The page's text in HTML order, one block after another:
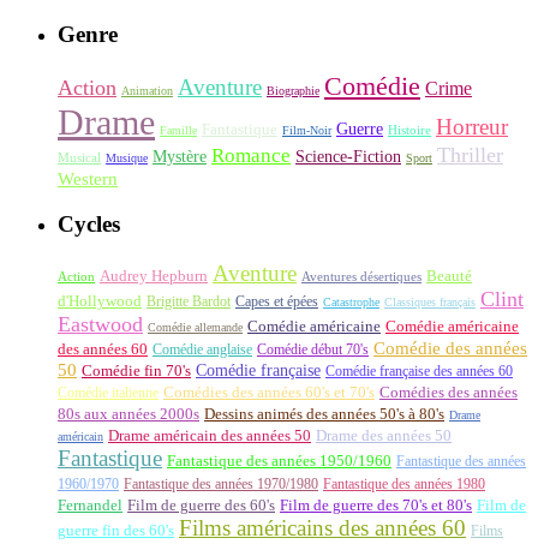
Genre
Action Animation Aventure Biographie Comédie Crime
Drame Famille Fantastique Film-Noir Guerre Histoire Horreur
Musical Musique Mystère Romance Science-Fiction Sport Thriller
Western
Cycles
Action Audrey Hepburn Aventure Aventures désertiques Beauté
d'Hollywood Brigitte Bardot Capes et épées Catastrophe Classiques français Clint
Eastwood Comédie allemande Comédie américaine Comédie américaine
des années 60 Comédie anglaise Comédie début 70's Comédie des années
50 Comédie fin 70's Comédie française Comédie française des années 60
Comédie italienne Comédies des années 60's et 70's Comédies des années
80s aux années 2000s Dessins animés des années 50's à 80's Drame
américain Drame américain des années 50 Drame des années 50
Fantastique Fantastique des années 1950/1960 Fantastique des années
1960/1970 Fantastique des années 1970/1980 Fantastique des années 1980
Fernandel Film de guerre des 60's Film de guerre des 70's et 80's Film de
guerre fin des 60's Films américains des années 60 Films